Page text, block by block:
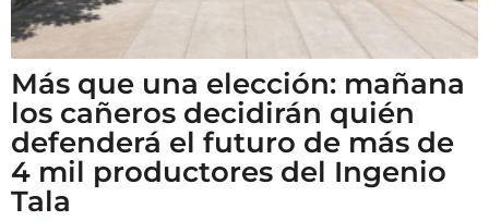
Más que una elección: mañana
los cañeros decidirán quién
defenderá el futuro de más de
4 mil productores del Ingenio
Tala